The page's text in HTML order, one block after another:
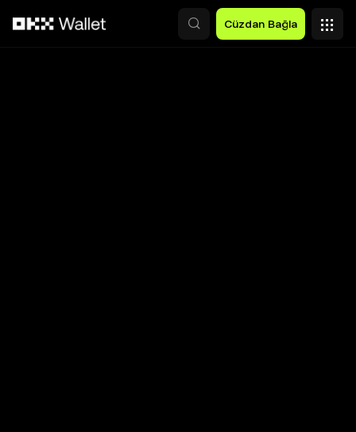
Cüzdan Bağla